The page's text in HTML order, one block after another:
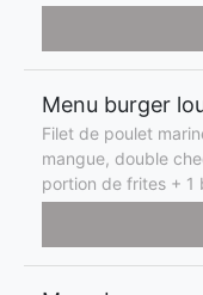
Menu burger
Filet de poulet
mangue, double
portion de frites + 1